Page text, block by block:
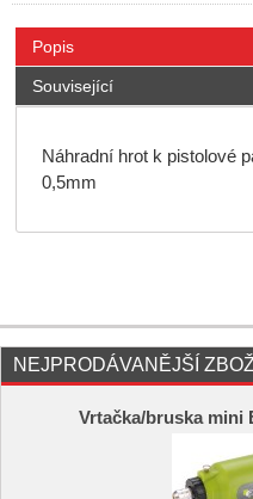
Popis
Související
Náhradní hrot k pistolové
0,5mm
NEJPRODÁVANĚJŠÍ
Vrtačka/bruska mini